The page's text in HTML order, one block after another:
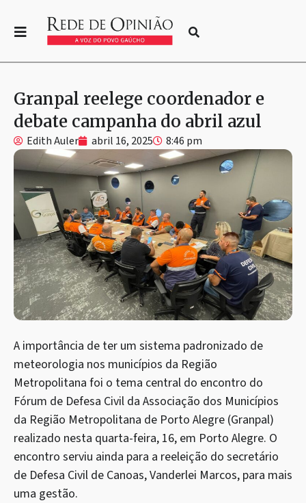
Granpal reelege coordenador e
debate campanha do abril azul
Edith Auler abril 16, 2025 8:46 pm
A importância de ter um sistema padronizado de
meteorologia nos municípios da Região
Metropolitana foi o tema central do encontro do
Fórum de Defesa Civil da Associação dos Municípios
da Região Metropolitana de Porto Alegre (Granpal)
realizado nesta quarta-feira, 16, em Porto Alegre. O
encontro serviu ainda para a reeleição do secretário
de Defesa Civil de Canoas, Vanderlei Marcos, para mais
uma gestão.